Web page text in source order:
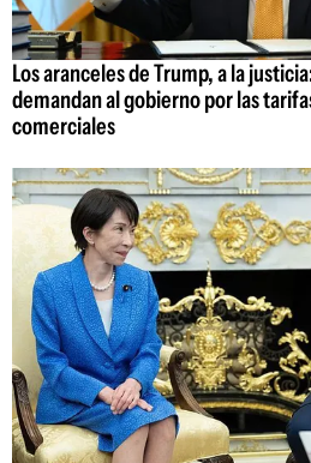
Los aranceles de Trump, a la
demandan al gobierno por las
comerciales